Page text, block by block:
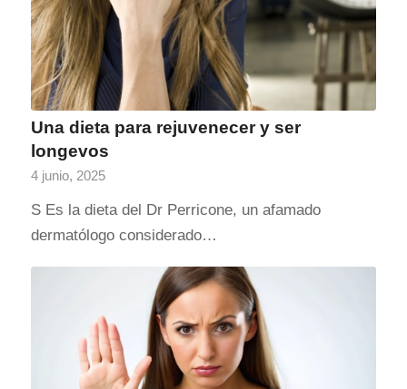
Una dieta para rejuvenecer y ser
longevos
4 junio, 2025
S Es la dieta del Dr Perricone, un afamado
dermatólogo considerado…